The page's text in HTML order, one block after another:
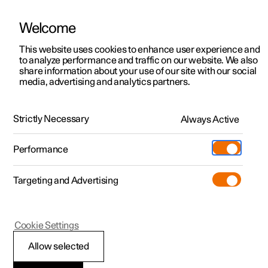
Polestar 2
Polestar 3
Polestar 4
Pre-owned
Shop
Meer
Testrit
Aanbiedingen voor
Testrit
Aanbiedingen voor
Polestar 4 coupé
Ontdek Polestar 4
Testrit
Bekijk onze stockwagens
Aanbiedingen voor
Ontdek Polestar 5
Over pre-owned
Pre-owned aanbiedingen
Aanbiedingen voor particulieren
Aanbiedingen voor
professionelen
Bekijk onze stockwagens
Configureer
Pre-owned
Testrit
Additionals
(Opent in een nieuw venster)
Experiences
Ontmoet ons
Servicepunten
Opladen
Support
HandleidingVideogalerijDownloadsSoftware-updates
Park Assist-camera
Polestar 1
Hulplijnen voor
Welcome
This website uses cookies to enhance user experience and
to analyze performance and traffic on our website. We also
share information about your use of our site with our social
media, advertising and analytics partners.
Strictly Necessary Always Active
Performance
Targeting and Advertising
Allow selected
Cookie Settings